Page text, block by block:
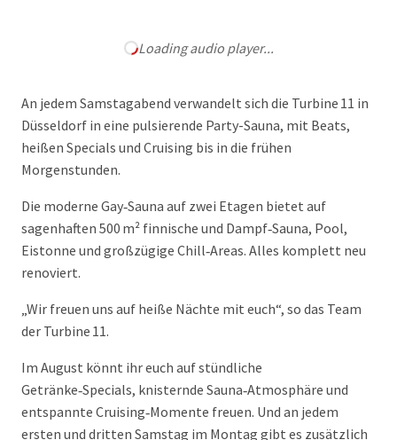
Loading audio player...
An jedem Samstagabend verwandelt sich die Turbine 11 in
Düsseldorf in eine pulsierende Party-Sauna, mit Beats,
heißen Specials und Cruising bis in die frühen
Morgenstunden.
Die moderne Gay‑Sauna auf zwei Etagen bietet auf
sagenhaften 500 m² finnische und Dampf‑Sauna, Pool,
Eistonne und großzügige Chill‑Areas. Alles komplett neu
renoviert.
„Wir freuen uns auf heiße Nächte mit euch“, so das Team
der Turbine 11.
Im August könnt ihr euch auf stündliche
Getränke‑Specials, knisternde Sauna‑Atmosphäre und
entspannte Cruising‑Momente freuen. Und an jedem
ersten und dritten Samstag im Montag gibt es zusätzlich